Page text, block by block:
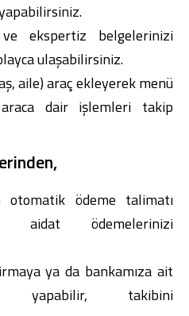
Finans Portalı
Yatırımcı İlişkileri
Finans Portalı
Yatırımcı İlişkileri
Ürün ve Hizmet Ücretleri
ekspertiz belgelerinizi
ulaşabilirsiniz.
aile) araç ekleyerek menü
dair işlemleri takip
otomatik ödeme talimatı
ödemelerinizi
ya da bankamıza ait
yapabilir, takibini